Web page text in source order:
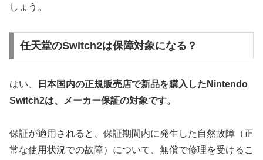
しょう。
任天堂のSwitch2は保障対象になる？
はい、
日本国内の正規販売店で新品を購入したNintendo
Switch2は、メーカー保証の対象です。
保証が適用されると、保証期間内に発生した自然故障（正
常な使用状況での故障）について、無償で修理を受けるこ